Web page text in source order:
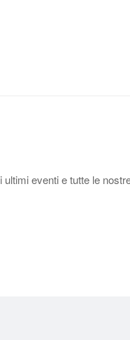
eventi e tutte le